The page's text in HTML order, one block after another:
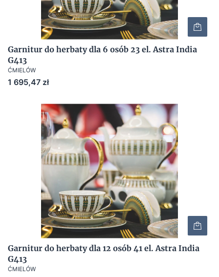
Garnitur do herbaty dla 6 osób 23 el. Astra India
G413
ĆMIELÓW
Cena
1 695,47 zł
Garnitur do herbaty dla 12 osób 41 el. Astra India
G413
ĆMIELÓW